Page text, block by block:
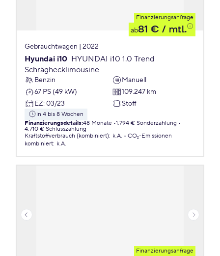
Finanzierungsanfrage
ab81 € / mtl.
Gebrauchtwagen | 2022
Hyundai i10 HYUNDAI i10 1.0 Trend
Schräghecklimousine
Benzin
Manuell
67 PS (49 kW)
109.247 km
EZ: 03/23 Stoff
in 4 bis 8 Wochen
Finanzierungsdetails:48 Monate 1.794 € Sonderzahlung
4.710 € Schlusszahlung
Kraftstoffverbrauch (kombiniert): k.A.
CO₂-Emissionen
kombiniert: k.A.
Finanzierungsanfrage